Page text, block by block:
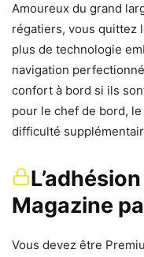
Amoureux du grand
régatiers, vous quittez
plus de technologie
navigation
confort à bord si ils
pour le chef de bord,
difficulté
Magazine
Vous devez être